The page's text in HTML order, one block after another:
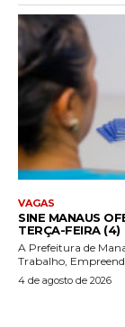
VAGAS
SINE MANAUS
TERÇA-FEIRA (4)
A Prefeitura de
Trabalho,
4 de agosto de 2026